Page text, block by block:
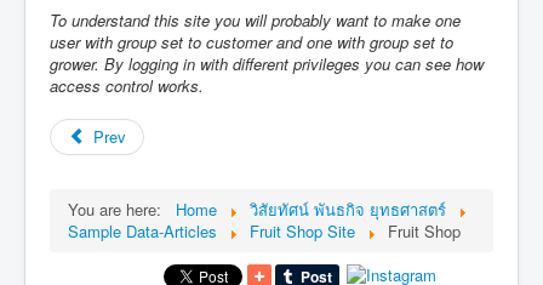
ข้อมูลนักเรียน
ข้อมูลทั่วไป
แผนผังอาคารสถานที่
เผยแพร่ผลงานวิชาการครู
To understand this site you will probably want to make one
user with group set to customer and one with group set to
grower. By logging in with different privileges you can see how
access control works.
Prev
You are here: Home
วิสัยทัศน์ พันธกิจ ยุทธศาสตร์
Sample Data-Articles
Fruit Shop Site Fruit Shop